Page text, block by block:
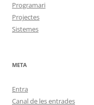
Programari
Projectes
Sistemes
META
Entra
Canal de les entrades